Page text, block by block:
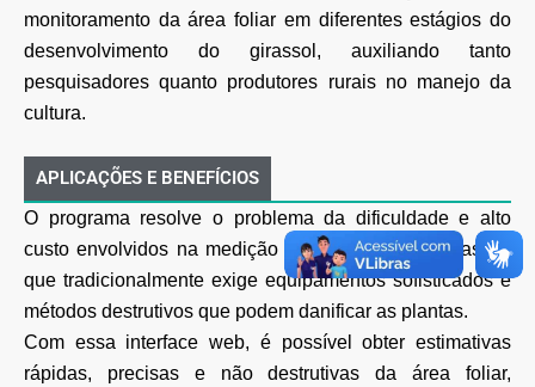
monitoramento da área foliar em diferentes estágios do
desenvolvimento do girassol, auxiliando tanto
pesquisadores quanto produtores rurais no manejo da
cultura.
APLICAÇÕES E BENEFÍCIOS
O programa resolve o problema da dificuldade e alto
custo envolvidos na medição da área foliar de girassol,
que tradicionalmente exige equipamentos sofisticados e
métodos destrutivos que podem danificar as plantas.
Com essa interface web, é possível obter estimativas
rápidas, precisas e não destrutivas da área foliar,